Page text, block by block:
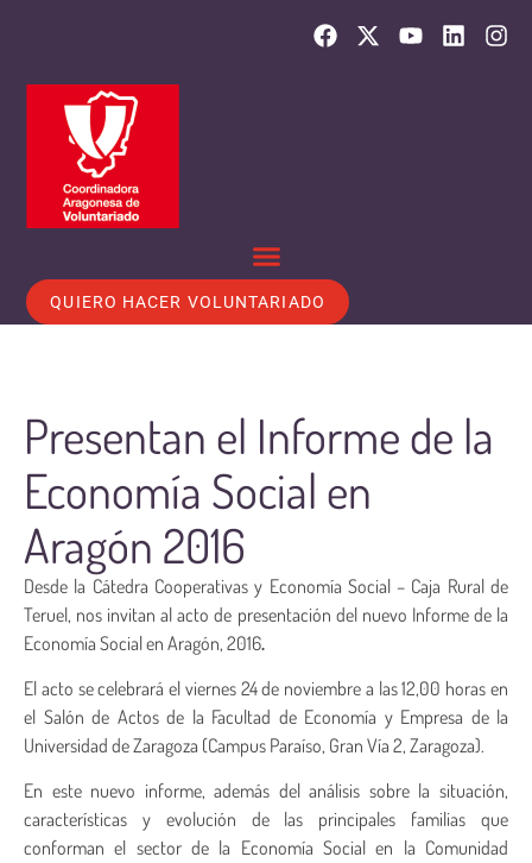
QUIERO HACER VOLUNTARIADO
Presentan el Informe de la
Economía Social en
Aragón 2016
Desde la Cátedra Cooperativas y Economía Social – Caja Rural de
Teruel, nos invitan al acto de presentación del nuevo Informe de la
Economía Social en Aragón, 2016.
El acto se celebrará el viernes 24 de noviembre a las 12,00 horas en
el Salón de Actos de la Facultad de Economía y Empresa de la
Universidad de Zaragoza (Campus Paraíso, Gran Vía 2, Zaragoza).
En este nuevo informe, además del análisis sobre la situación,
características y evolución de las principales familias que
conforman el sector de la Economía Social en la Comunidad